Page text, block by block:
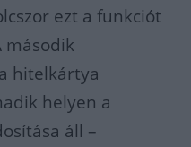
ezt a funkciót
második
hitelkártya
helyen a
áll –